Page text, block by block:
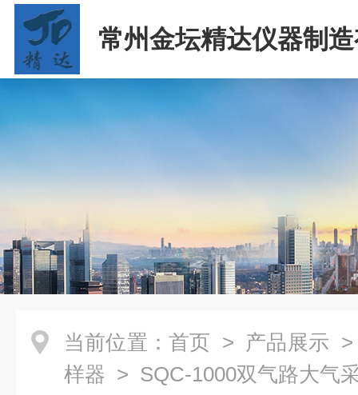
常州金坛精达仪器制
司
当前位置： 首页 > 产品展示
样器 > SQC-1000双气路大气